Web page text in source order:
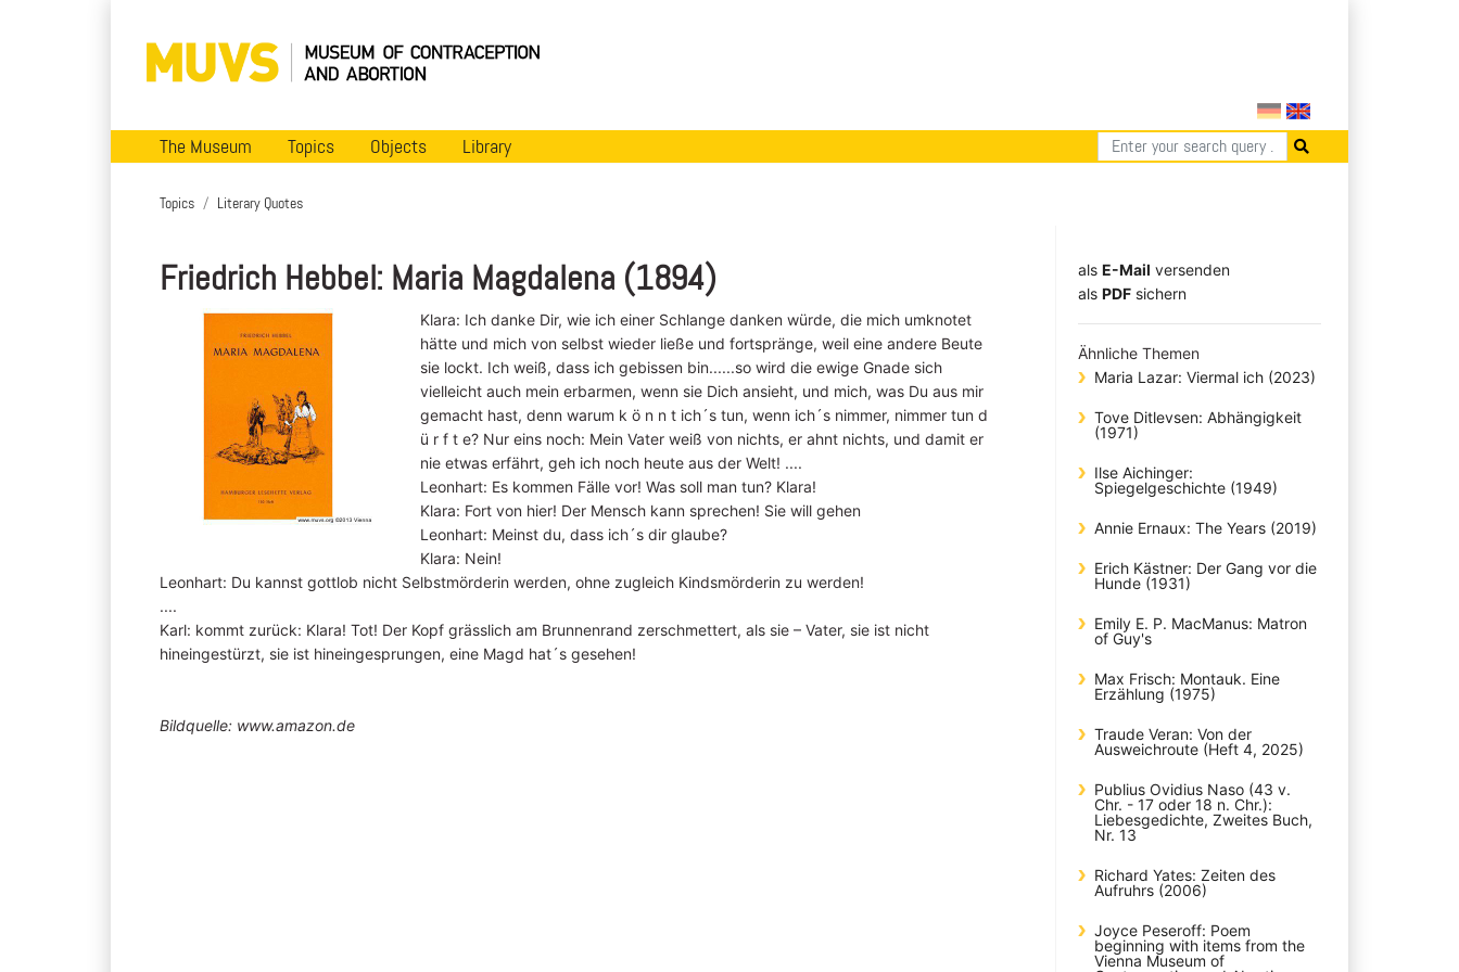
The Museum Topics Objects Library
Topics Literary Quotes
Friedrich Hebbel: Maria Magdalena (1894)
Klara: Ich danke Dir, wie ich einer Schlange danken würde, die mich umknotet
hätte und mich von selbst wieder ließe und fortspränge, weil eine andere Beute
sie lockt. Ich weiß, dass ich gebissen bin......so wird die ewige Gnade sich
vielleicht auch mein erbarmen, wenn sie Dich ansieht, und mich, was Du aus mir
gemacht hast, denn warum k ö n n t ich´s tun, wenn ich´s nimmer, nimmer tun d
ü r f t e? Nur eins noch: Mein Vater weiß von nichts, er ahnt nichts, und damit er
nie etwas erfährt, geh ich noch heute aus der Welt! ....
Leonhart: Es kommen Fälle vor! Was soll man tun? Klara!
Klara: Fort von hier! Der Mensch kann sprechen! Sie will gehen
Leonhart: Meinst du, dass ich´s dir glaube?
Klara: Nein!
Leonhart: Du kannst gottlob nicht Selbstmörderin werden, ohne zugleich Kindsmörderin zu werden!
....
Karl: kommt zurück: Klara! Tot! Der Kopf grässlich am Brunnenrand zerschmettert, als sie – Vater, sie ist nicht
hineingestürzt, sie ist hineingesprungen, eine Magd hat´s gesehen!
Bildquelle: www.amazon.de
als E-Mail versenden
​​​​​​​​​​​​​​​​​als PDF sichern
Ähnliche Themen
Maria Lazar: Viermal ich (2023)
Tove Ditlevsen: Abhängigkeit
(1971)
Ilse Aichinger:
Spiegelgeschichte (1949)
Annie Ernaux: The Years (2019)
Erich Kästner: Der Gang vor die
Hunde (1931)
Emily E. P. MacManus: Matron
of Guy's
Max Frisch: Montauk. Eine
Erzählung (1975)
Traude Veran: Von der
Ausweichroute (Heft 4, 2025)
Publius Ovidius Naso (43 v.
Chr. - 17 oder 18 n. Chr.):
Liebesgedichte, Zweites Buch,
Nr. 13
Richard Yates: Zeiten des
Aufruhrs (2006)
Joyce Peseroff: Poem
beginning with items from the
Vienna Museum of